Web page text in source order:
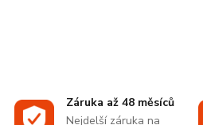
Záruka až 48 měsíců
Nejdelší záruka na